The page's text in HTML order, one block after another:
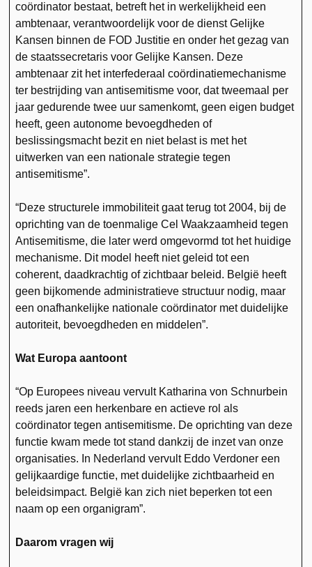
coördinator bestaat, betreft het in werkelijkheid een
ambtenaar, verantwoordelijk voor de dienst Gelijke
Kansen binnen de FOD Justitie en onder het gezag van
de staatssecretaris voor Gelijke Kansen. Deze
ambtenaar zit het interfederaal coördinatiemechanisme
ter bestrijding van antisemitisme voor, dat tweemaal per
jaar gedurende twee uur samenkomt, geen eigen budget
heeft, geen autonome bevoegdheden of
beslissingsmacht bezit en niet belast is met het
uitwerken van een nationale strategie tegen
antisemitisme”.
“Deze structurele immobiliteit gaat terug tot 2004, bij de
oprichting van de toenmalige Cel Waakzaamheid tegen
Antisemitisme, die later werd omgevormd tot het huidige
mechanisme. Dit model heeft niet geleid tot een
coherent, daadkrachtig of zichtbaar beleid. België heeft
geen bijkomende administratieve structuur nodig, maar
een onafhankelijke nationale coördinator met duidelijke
autoriteit, bevoegdheden en middelen”.
Wat Europa aantoont
“Op Europees niveau vervult Katharina von Schnurbein
reeds jaren een herkenbare en actieve rol als
coördinator tegen antisemitisme. De oprichting van deze
functie kwam mede tot stand dankzij de inzet van onze
organisaties. In Nederland vervult Eddo Verdoner een
gelijkaardige functie, met duidelijke zichtbaarheid en
beleidsimpact. België kan zich niet beperken tot een
naam op een organigram”.
Daarom vragen wij